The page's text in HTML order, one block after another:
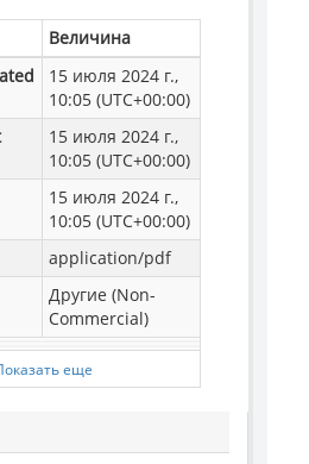
Величина
15 июля 2024 г.,
10:05 (UTC+00:00)
15 июля 2024 г.,
10:05 (UTC+00:00)
15 июля 2024 г.,
10:05 (UTC+00:00)
application/pdf
Другие (Non-
Commercial)
еще